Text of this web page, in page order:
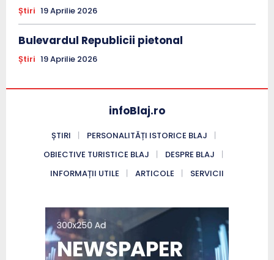
Știri 19 Aprilie 2026
Bulevardul Republicii pietonal
Știri 19 Aprilie 2026
infoBlaj.ro
ȘTIRI
PERSONALITĂȚI ISTORICE BLAJ
OBIECTIVE TURISTICE BLAJ
DESPRE BLAJ
INFORMAȚII UTILE
ARTICOLE SERVICII